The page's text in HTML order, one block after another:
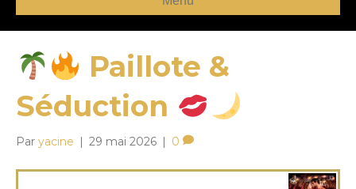
Paillote &
Séduction
Par yacine | 29 mai 2026 | 0